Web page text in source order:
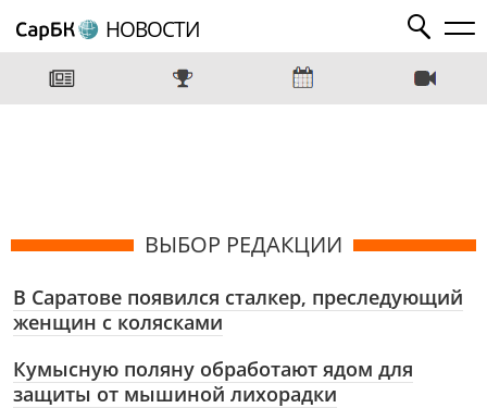
НОВОСТИ
ВЫБОР РЕДАКЦИИ
В Саратове появился сталкер, преследующий
женщин с колясками
Кумысную поляну обработают ядом для
защиты от мышиной лихорадки